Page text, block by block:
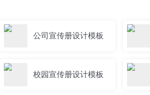
公司宣传册设计模板
校园宣传册设计模板